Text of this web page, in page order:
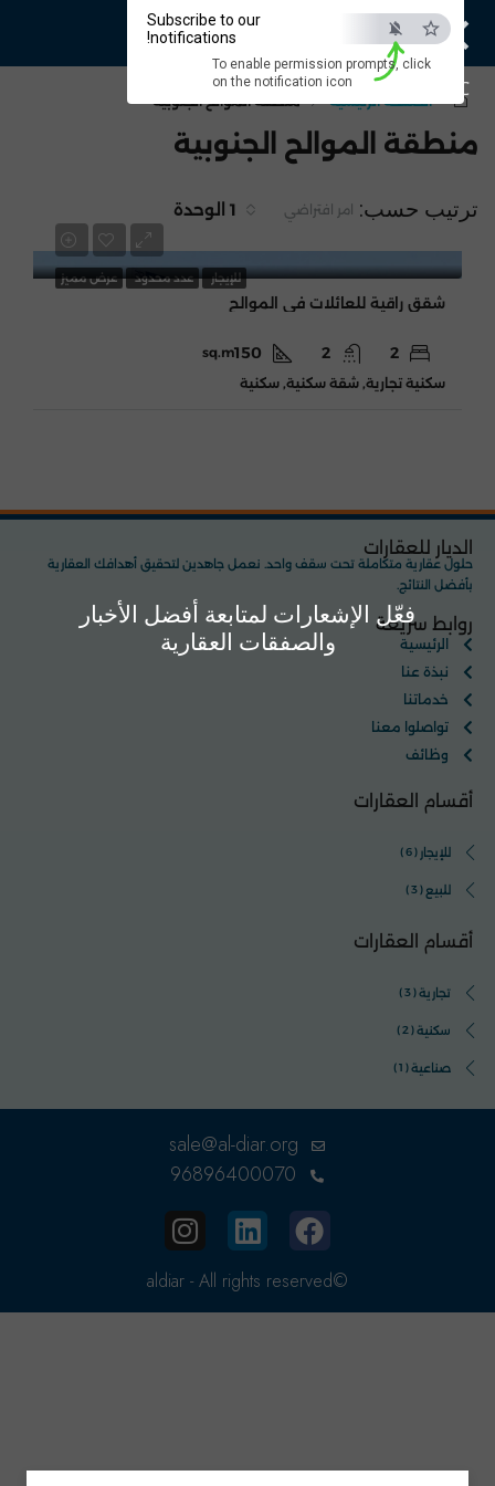
×
ESC
فعّل الإشعارات لمتابعة أفضل الأخبار
والصفقات العقارية
Subscribe to our
notifications!
To enable permission prompts, click
on the notification icon
الصفحة الرئيسية منطقة الموالح الجنوبية
منطقة الموالح الجنوبية
1 الوحدة ترتيب حسب: امر افتراضي
للإيجار عدد محدود عرض مميز
شقق راقية للعائلات فى الموالح
2
2
150
sq.m
سكنية تجارية, شقة سكنية, سكنية
الديار للعقارات
حلول عقارية متكاملة تحت سقف واحد. نعمل جاهدين لتحقيق أهدافك العقارية
بأفضل النتائج.
روابط سريعة
الرئيسية
نبذة عنا
خدماتنا
تواصلوا معنا
وظائف
أقسام العقارات
للإيجار (6)
للبيع (3)
أقسام العقارات
تجارية(3)
سكنية(2)
صناعية(1)
sale@al-diar.org
96896400070
©aldiar - All rights reserved